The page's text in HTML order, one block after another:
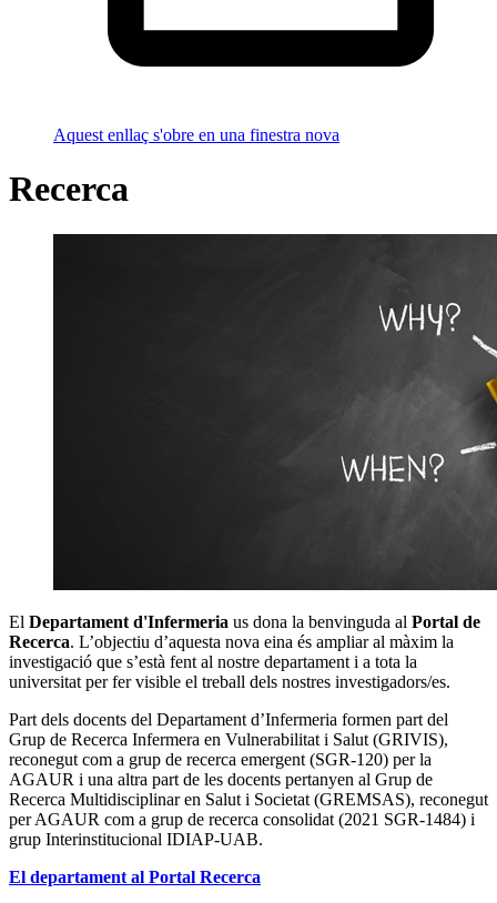
Aquest enllaç s'obre en una finestra nova
Recerca
El Departament d'Infermeria us dona la benvinguda al Portal de
Recerca. L’objectiu d’aquesta nova eina és ampliar al màxim la
investigació que s’està fent al nostre departament i a tota la
universitat per fer visible el treball dels nostres investigadors/es.
Part dels docents del Departament d’Infermeria formen part del
Grup de Recerca Infermera en Vulnerabilitat i Salut (GRIVIS),
reconegut com a grup de recerca emergent (SGR-120) per la
AGAUR i una altra part de les docents pertanyen al Grup de
Recerca Multidisciplinar en Salut i Societat (GREMSAS), reconegut
per AGAUR com a grup de recerca consolidat (2021 SGR-1484) i
grup Interinstitucional IDIAP-UAB.
El departament al Portal Recerca